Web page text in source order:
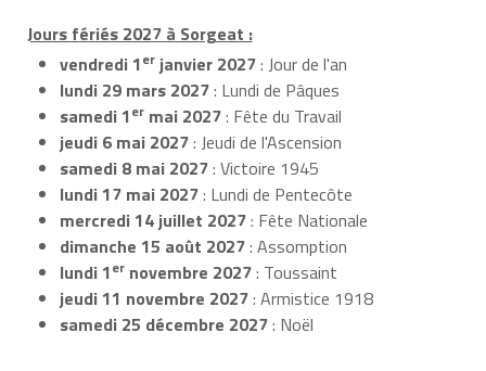
Jours fériés 2027 à Sorgeat :
vendredi 1er janvier 2027: Jour de l'an
lundi 29 mars 2027: Lundi de Pâques
samedi 1er mai 2027: Fête du Travail
jeudi 6 mai 2027: Jeudi de l'Ascension
samedi 8 mai 2027: Victoire 1945
lundi 17 mai 2027: Lundi de Pentecôte
mercredi 14 juillet 2027: Fête Nationale
dimanche 15 août 2027: Assomption
lundi 1er novembre 2027: Toussaint
jeudi 11 novembre 2027: Armistice 1918
samedi 25 décembre 2027: Noël